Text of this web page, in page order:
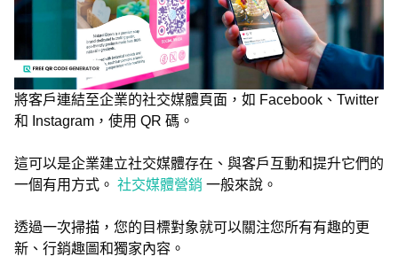
將客戶連結至企業的社交媒體頁面，如 Facebook、Twitter
和 Instagram，使用 QR 碼。
這可以是企業建立社交媒體存在、與客戶互動和提升它們的
一個有用方式。 社交媒體營銷 一般來說。
透過一次掃描，您的目標對象就可以關注您所有有趣的更
新、行銷趣圖和獨家內容。